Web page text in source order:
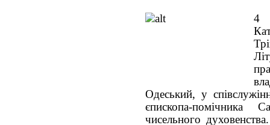
4
Одеський, у
єпископа-помічника
чисельного